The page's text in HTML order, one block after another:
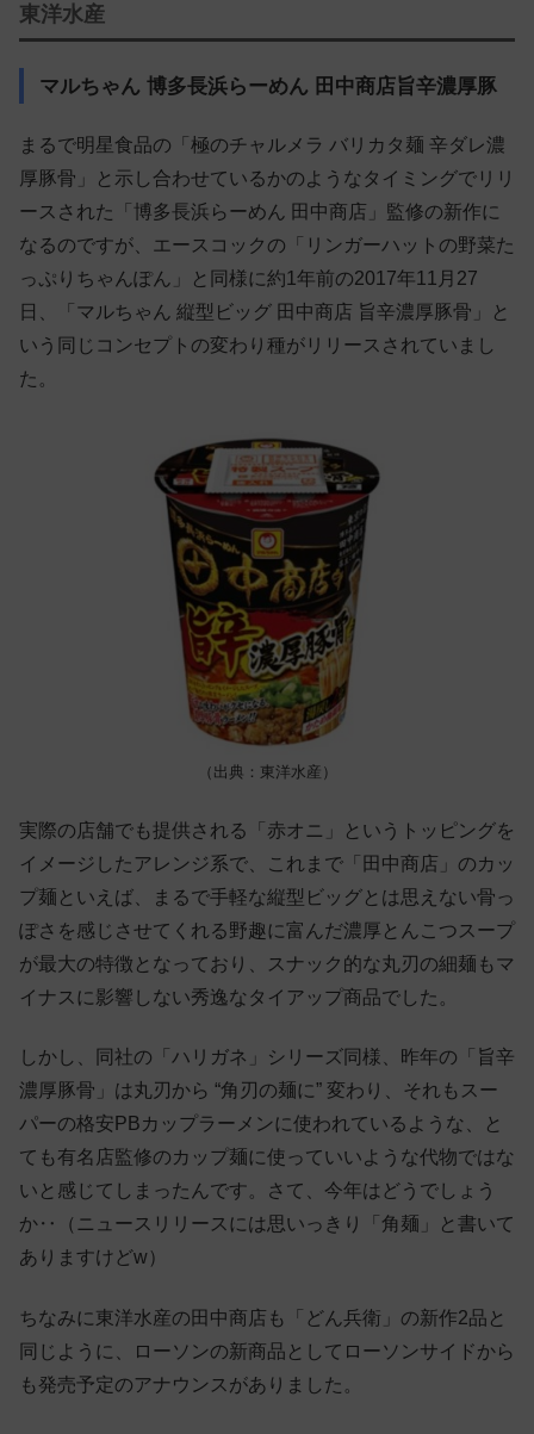
東洋水産
マルちゃん 博多長浜らーめん 田中商店旨辛濃厚豚
まるで明星食品の「極のチャルメラ バリカタ麺 辛ダレ濃
厚豚骨」と示し合わせているかのようなタイミングでリリ
ースされた「博多長浜らーめん 田中商店」監修の新作に
なるのですが、エースコックの「リンガーハットの野菜た
っぷりちゃんぽん」と同様に約1年前の2017年11月27
日、「マルちゃん 縦型ビッグ 田中商店 旨辛濃厚豚骨」と
いう同じコンセプトの変わり種がリリースされていまし
た。
（出典：東洋水産）
実際の店舗でも提供される「赤オニ」というトッピングを
イメージしたアレンジ系で、これまで「田中商店」のカッ
プ麺といえば、まるで手軽な縦型ビッグとは思えない骨っ
ぽさを感じさせてくれる野趣に富んだ濃厚とんこつスープ
が最大の特徴となっており、スナック的な丸刃の細麺もマ
イナスに影響しない秀逸なタイアップ商品でした。
しかし、同社の「ハリガネ」シリーズ同様、昨年の「旨辛
濃厚豚骨」は丸刃から “角刃の麺に” 変わり、それもスー
パーの格安PBカップラーメンに使われているような、と
ても有名店監修のカップ麺に使っていいような代物ではな
いと感じてしまったんです。さて、今年はどうでしょう
か‥（ニュースリリースには思いっきり「角麺」と書いて
ありますけどw）
ちなみに東洋水産の田中商店も「どん兵衛」の新作2品と
同じように、ローソンの新商品としてローソンサイドから
も発売予定のアナウンスがありました。